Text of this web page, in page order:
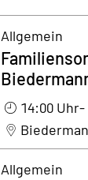
Allgemein
14:00 Uhr-
Allgemein